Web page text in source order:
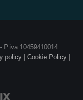
10459410014
policy Cookie Policy